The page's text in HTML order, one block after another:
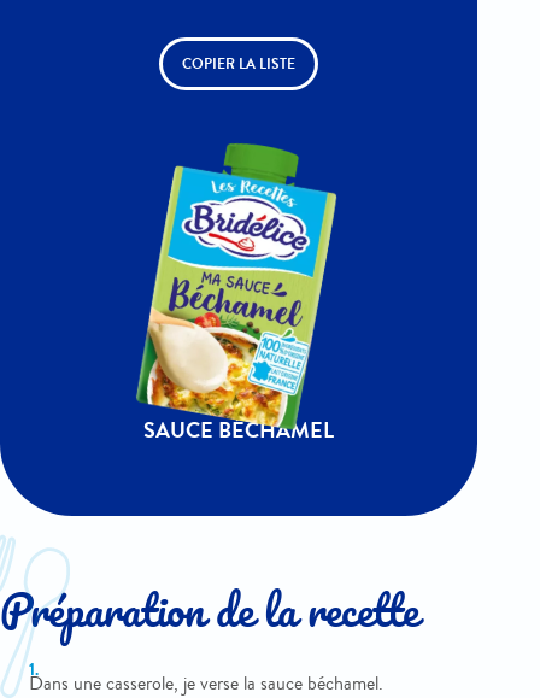
COPIER LA LISTE
SAUCE BÉCHAMEL
Préparation de la recette
Dans une casserole, je verse la sauce béchamel.